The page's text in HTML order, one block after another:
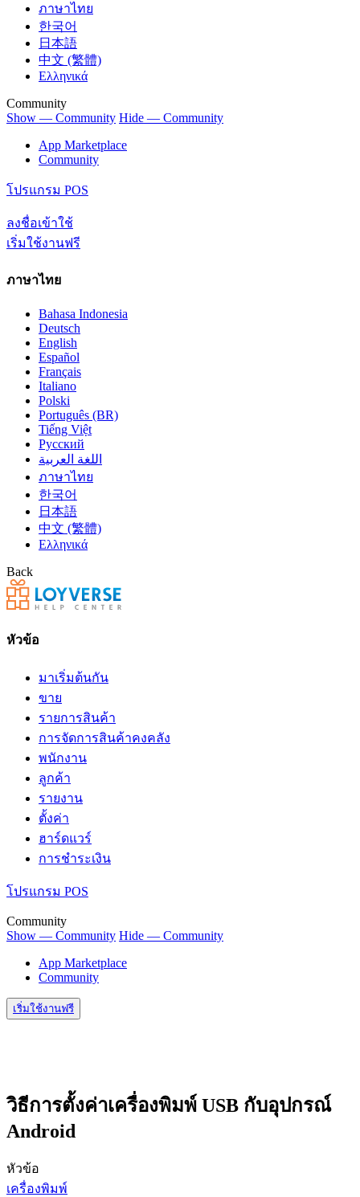
ภาษาไทย
한국어
日本語
中文 (繁體)
Ελληνικά
Community
Show — Community Hide — Community
App Marketplace
Community
โปรแกรม POS
ลงชื่อเข้าใช้
เริ่มใช้งานฟรี
ภาษาไทย
Bahasa Indonesia
Deutsch
English
Español
Français
Italiano
Polski
Português (BR)
Tiếng Việt
Русский
اللغة العربية
ภาษาไทย
한국어
日本語
中文 (繁體)
Ελληνικά
Back
หัวข้อ
มาเริ่มต้นกัน
ขาย
รายการสินค้า
การจัดการสินค้าคงคลัง
พนักงาน
ลูกค้า
รายงาน
ตั้งค่า
ฮาร์ดแวร์
การชำระเงิน
โปรแกรม POS
Community
Show — Community Hide — Community
App Marketplace
Community
เริ่มใช้งานฟรี
วิธีการตั้งค่าเครื่องพิมพ์ USB กับอุปกรณ์
Android
หัวข้อ
เครื่องพิมพ์